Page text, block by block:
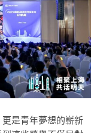
是青年夢想的嶄新